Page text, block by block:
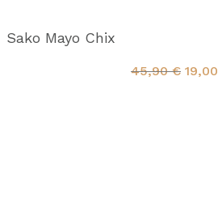
Sako Mayo Chix
45,90€ 19,00